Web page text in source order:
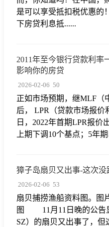
是可以享受抵扣税优惠的
下房贷利息抵......
2011年至今银行贷款利率
影响你的房贷
2026-02-06 50
正如市场预期，继MLF（
后， LPR（贷款市场报价
日，2022年首期LPR报价
上期下调10个基点；5年
獐子岛扇贝又出事-这次
2026-02-06 53
扇贝捕捞渔船资料图。图
图 11月11日晚的公告显
SZ）的扇贝又出事了，但